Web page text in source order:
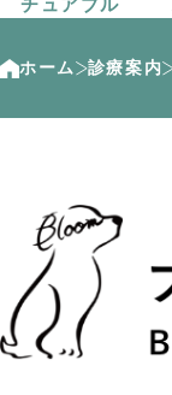
ホーム 診療案内